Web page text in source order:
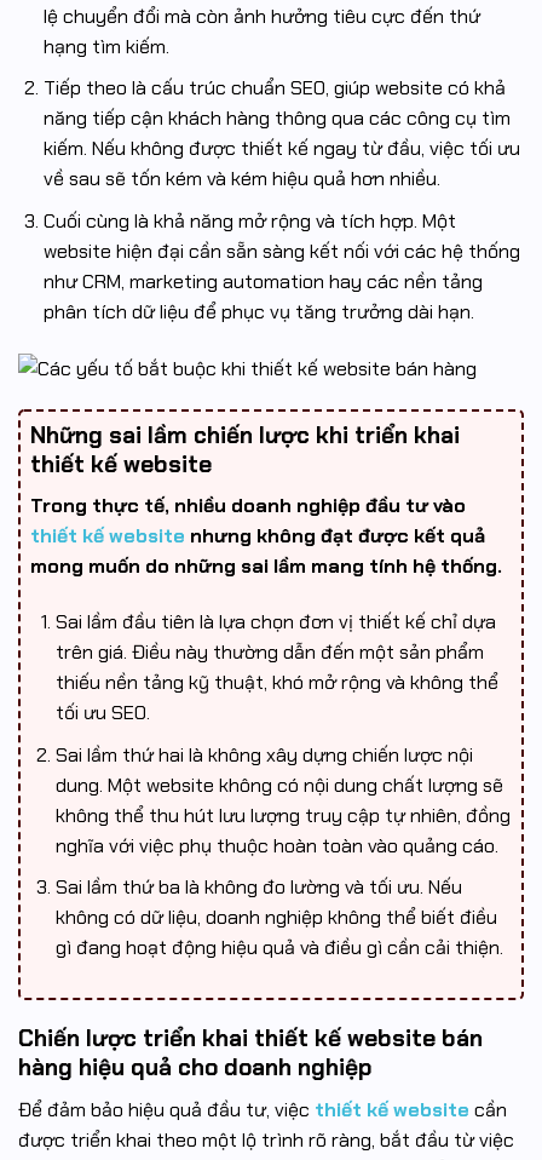
lệ chuyển đổi mà còn ảnh hưởng tiêu cực đến thứ
hạng tìm kiếm.
Tiếp theo là cấu trúc chuẩn SEO, giúp website có khả
năng tiếp cận khách hàng thông qua các công cụ tìm
kiếm. Nếu không được thiết kế ngay từ đầu, việc tối ưu
về sau sẽ tốn kém và kém hiệu quả hơn nhiều.
Cuối cùng là khả năng mở rộng và tích hợp. Một
website hiện đại cần sẵn sàng kết nối với các hệ thống
như CRM, marketing automation hay các nền tảng
phân tích dữ liệu để phục vụ tăng trưởng dài hạn.
Những sai lầm chiến lược khi triển khai
thiết kế website
Trong thực tế, nhiều doanh nghiệp đầu tư vào
thiết kế website nhưng không đạt được kết quả
mong muốn do những sai lầm mang tính hệ thống.
Sai lầm đầu tiên là lựa chọn đơn vị thiết kế chỉ dựa
trên giá. Điều này thường dẫn đến một sản phẩm
thiếu nền tảng kỹ thuật, khó mở rộng và không thể
tối ưu SEO.
Sai lầm thứ hai là không xây dựng chiến lược nội
dung. Một website không có nội dung chất lượng sẽ
không thể thu hút lưu lượng truy cập tự nhiên, đồng
nghĩa với việc phụ thuộc hoàn toàn vào quảng cáo.
Sai lầm thứ ba là không đo lường và tối ưu. Nếu
không có dữ liệu, doanh nghiệp không thể biết điều
gì đang hoạt động hiệu quả và điều gì cần cải thiện.
Chiến lược triển khai thiết kế website bán
hàng hiệu quả cho doanh nghiệp
Để đảm bảo hiệu quả đầu tư, việc thiết kế website cần
được triển khai theo một lộ trình rõ ràng, bắt đầu từ việc